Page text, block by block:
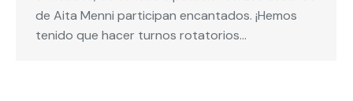
de Aita Menni participan encantados. ¡Hemos
tenido que hacer turnos rotatorios…